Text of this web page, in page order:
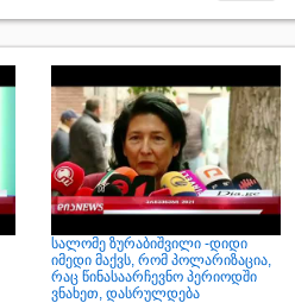
სალომე ზურაბიშვილი -დიდი
იმედი მაქვს, რომ პოლარიზაცია,
რაც წინასაარჩევნო პერიოდში
ვნახეთ, დასრულდება